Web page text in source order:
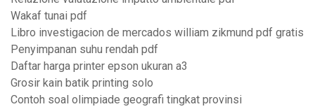
Wakaf tunai pdf
Libro investigacion de mercados william zikmund pdf gratis
Penyimpanan suhu rendah pdf
Daftar harga printer epson ukuran a3
Grosir kain batik printing solo
Contoh soal olimpiade geografi tingkat provinsi